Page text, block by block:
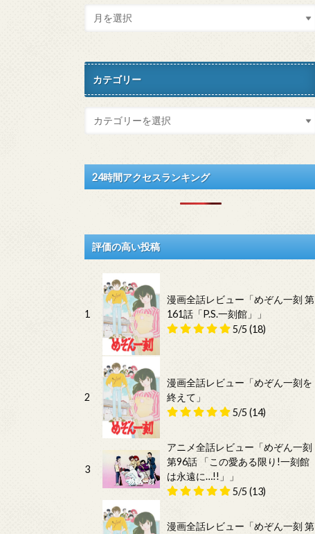
カテゴリー
24時間アクセスランキング
評価の高い投稿
1
漫画全話レビュー「めぞん一刻 第
161話「P.S.一刻館」」
5/5 (18)
2
漫画全話レビュー「めぞん一刻を
終えて」
5/5 (14)
3
アニメ全話レビュー「めぞん一刻
第96話 「この愛ある限り!一刻館
は永遠に…!!」」
5/5 (13)
漫画全話レビュー「めぞん一刻 第